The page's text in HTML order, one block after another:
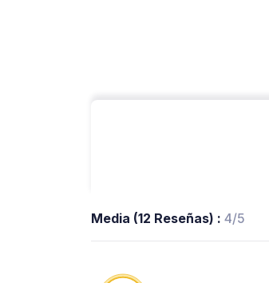
Media (12 Reseñas) : 4/5